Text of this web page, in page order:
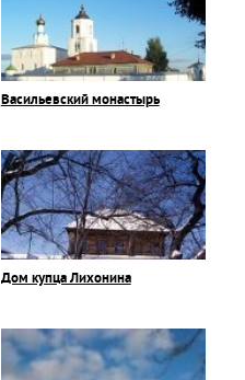
Васильевский монастырь
Дом купца Лихонина